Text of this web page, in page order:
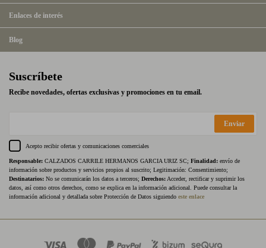
Enlaces de interés
Blog
Suscríbete
Recibe novedades, ofertas exclusivas y promociones en tu email.
Enviar
Acepto recibir ofertas y comunicaciones comerciales
Responsable: CALZADOS CARRILE HERMANOS GARCIA URIZ SC; Finalidad: envío de
información sobre productos y servicios propios al suscrito; Legitimación: Consentimiento;
Destinatarios: No se comunicarán los datos a terceros; Derechos: Acceder, rectificar y suprimir los
datos, así como otros derechos, como se explica en la información adicional. Puede consultar la
información adicional y detallada sobre Protección de Datos siguiendo este enlace